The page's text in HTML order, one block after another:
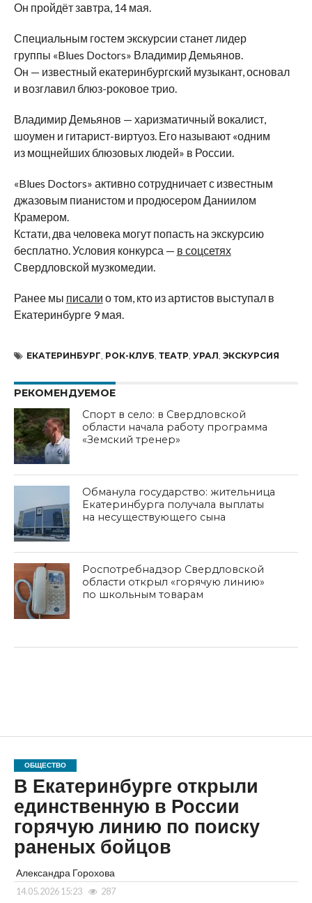
Он пройдёт завтра, 14 мая.
Специальным гостем экскурсии станет лидер
группы «Blues Doctors» Владимир Демьянов.
Он — известный екатеринбургский музыкант, основал
и возглавил блюз-роковоетрио.
Владимир Демьянов — харизматичный вокалист,
шоумен и гитарист-виртуоз. Его называют «одним
из мощнейших блюзовых людей» в России.
«Blues Doctors» активно сотрудничает с известным
джазовым пианистом и продюсером Даниилом
Крамером.
Кстати, два человека могут попасть на экскурсию
бесплатно. Условия конкурса — в соцсетях
Свердловской музкомедии.
Ранее мы писали о том, кто из артистов выступал в
Екатеринбурге 9 мая.
ЕКАТЕРИНБУРГ, РОК-КЛУБ, ТЕАТР, УРАЛ, ЭКСКУРСИЯ
РЕКОМЕНДУЕМОЕ
Спорт в село: в Свердловской
области начала работу программа
«Земский тренер»
Обманула государство: жительница
Екатеринбурга получала выплаты
на несуществующего сына
Роспотребнадзор Свердловской
области открыл «горячую линию»
по школьным товарам
ОБЩЕСТВО
В Екатеринбурге открыли
единственную в России
горячую линию по поиску
раненых бойцов
Александра Горохова
14.05.2026 15:23 287